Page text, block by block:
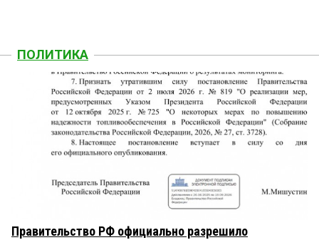
ПОЛИТИКА
Правительство РФ официально разрешило